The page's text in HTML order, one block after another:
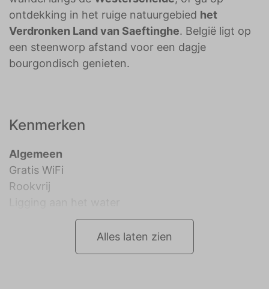
ontdekking in het ruige natuurgebied het
Verdronken Land van Saeftinghe. België ligt op
een steenworp afstand voor een dagje
bourgondisch genieten.
Kenmerken
Algemeen
Gratis WiFi
Rookvrij
Alles laten zien